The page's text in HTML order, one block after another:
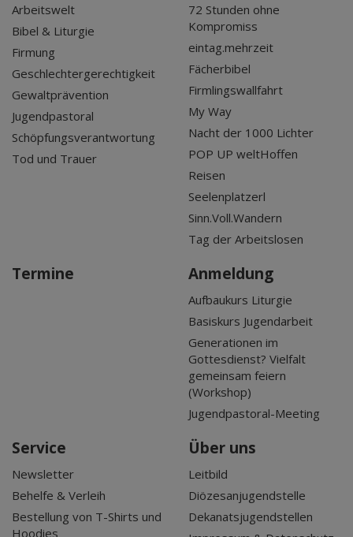
Arbeitswelt
Bibel & Liturgie
Firmung
Geschlechtergerechtigkeit
Gewaltprävention
Jugendpastoral
Schöpfungsverantwortung
Tod und Trauer
72 Stunden ohne
Kompromiss
eintag.mehrzeit
Fächerbibel
Firmlingswallfahrt
My Way
Nacht der 1000 Lichter
POP UP weltHoffen
Reisen
Seelenplatzerl
Sinn.Voll.Wandern
Tag der Arbeitslosen
Termine Anmeldung
Aufbaukurs Liturgie
Basiskurs Jugendarbeit
Generationen im
Gottesdienst? Vielfalt
gemeinsam feiern
(Workshop)
Jugendpastoral-Meeting
Service
Newsletter
Behelfe & Verleih
Bestellung von T-Shirts und
Hoodies
Über uns
Leitbild
Diözesanjugendstelle
Dekanatsjugendstellen